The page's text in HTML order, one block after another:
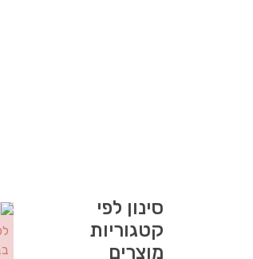
סינון לפי
קטגוריות
מוצרים